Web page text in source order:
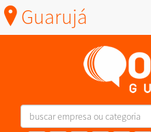
Guarujá